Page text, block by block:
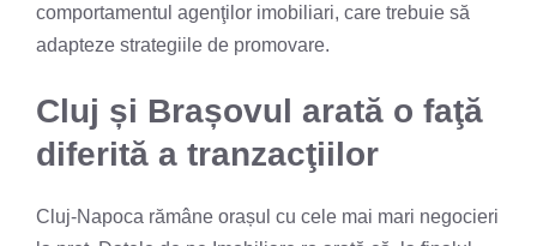
comportamentul agenţilor imobiliari, care trebuie să
adapteze strategiile de promovare.
Cluj și Brașovul arată o faţă
diferită a tranzacţiilor
Cluj-Napoca rămâne orașul cu cele mai mari negocieri